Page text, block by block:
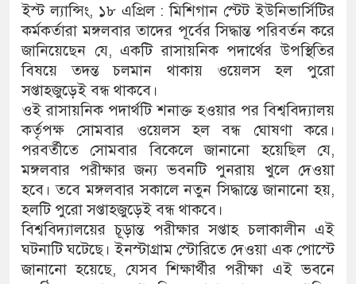
ইস্ট ল্যান্সিং, ১৮ এপ্রিল : মিশিগান স্টেট ইউনিভার্সিটির
কর্মকর্তারা মঙ্গলবার তাদের পূর্বের সিদ্ধান্ত পরিবর্তন করে
জানিয়েছেন যে, একটি রাসায়নিক পদার্থের উপস্থিতির
বিষয়ে তদন্ত চলমান থাকায় ওয়েলস হল পুরো
সপ্তাহজুড়েই বন্ধ থাকবে।
ওই রাসায়নিক পদার্থটি শনাক্ত হওয়ার পর বিশ্ববিদ্যালয়
কর্তৃপক্ষ সোমবার ওয়েলস হল বন্ধ ঘোষণা করে।
পরবর্তীতে সোমবার বিকেলে জানানো হয়েছিল যে,
মঙ্গলবার পরীক্ষার জন্য ভবনটি পুনরায় খুলে দেওয়া
হবে। তবে মঙ্গলবার সকালে নতুন সিদ্ধান্তে জানানো হয়,
হলটি পুরো সপ্তাহজুড়েই বন্ধ থাকবে।
বিশ্ববিদ্যালয়ের চূড়ান্ত পরীক্ষার সপ্তাহ চলাকালীন এই
ঘটনাটি ঘটেছে। ইনস্টাগ্রাম স্টোরিতে দেওয়া এক পোস্টে
জানানো হয়েছে, যেসব শিক্ষার্থীর পরীক্ষা এই ভবনে